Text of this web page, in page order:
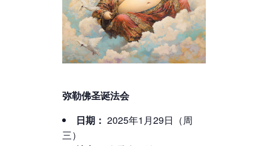
弥勒佛圣诞法会
日期： 2025年1月29日（周
三）